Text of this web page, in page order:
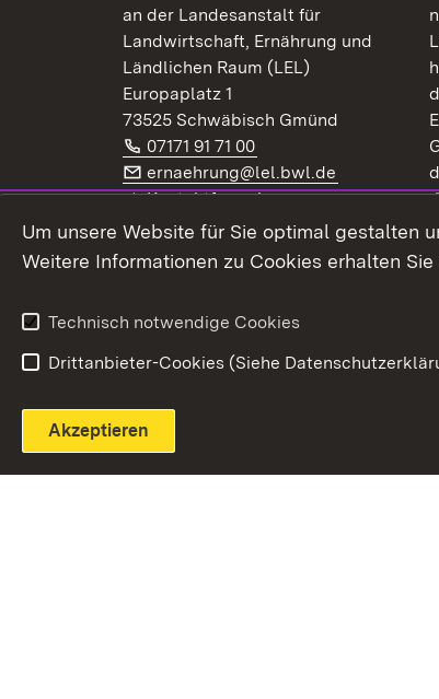
an der Landesanstalt für
Landwirtschaft, Ernährung und
Ländlichen Raum (LEL)
Europaplatz 1
73525 Schwäbisch Gmünd
Telefon:
07171 91 71 00 (Öffnet in neuem
E-Mail:
ernaehrung@lel.bwl.de (Öffnet in
Kontaktformular
Extern:
LinkedIn (Öffnet in neuem Fenster)
Um unsere Website für Sie optimal gestalten
Weitere Informationen zu Cookies erhalten Sie
Technisch notwendige Cookies
Drittanbieter-Cookies (Siehe
Akzeptieren